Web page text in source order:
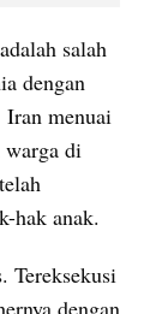
salah
dengan
Iran menuai
warga di
hak anak.
Tereksekusi
dengan